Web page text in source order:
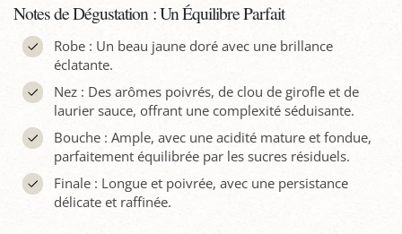
Notes de Dégustation : Un Équilibre Parfait
Robe : Un beau jaune doré avec une brillance
éclatante.
Nez : Des arômes poivrés, de clou de girofle et de
laurier sauce, offrant une complexité séduisante.
Bouche : Ample, avec une acidité mature et fondue,
parfaitement équilibrée par les sucres résiduels.
Finale : Longue et poivrée, avec une persistance
délicate et raffinée.